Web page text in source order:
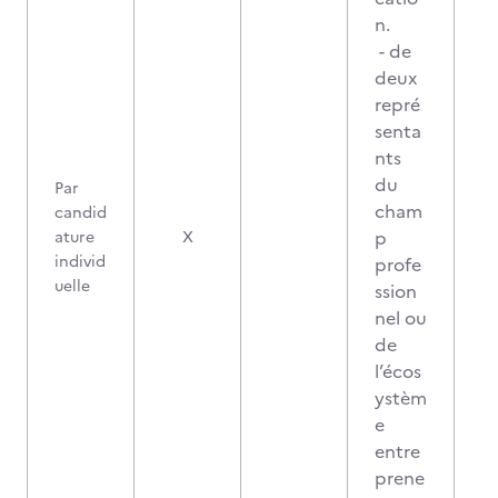
Par
candid
ature
individ
uelle
X
n.
- de
deux
repré
senta
nts
du
cham
p
profe
ssion
nel ou
de
l’écos
ystèm
e
entre
prene